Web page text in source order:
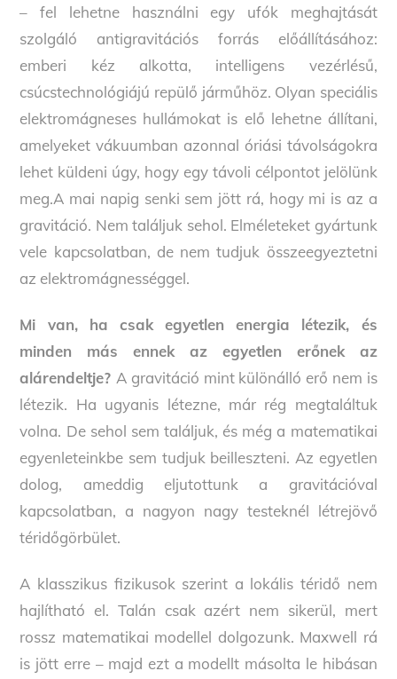
– fel lehetne használni egy ufók meghajtását
szolgáló antigravitációs forrás előállításához:
emberi kéz alkotta, intelligens vezérlésű,
csúcstechnológiájú repülő járműhöz. Olyan speciális
elektromágneses hullámokat is elő lehetne állítani,
amelyeket vákuumban azonnal óriási távolságokra
lehet küldeni úgy, hogy egy távoli célpontot jelölünk
meg.A mai napig senki sem jött rá, hogy mi is az a
gravitáció. Nem találjuk sehol. Elméleteket gyártunk
vele kapcsolatban, de nem tudjuk összeegyeztetni
az elektromágnességgel.
Mi van, ha csak egyetlen energia létezik, és
minden más ennek az egyetlen erőnek az
alárendeltje? A gravitáció mint különálló erő nem is
létezik. Ha ugyanis létezne, már rég megtaláltuk
volna. De sehol sem találjuk, és még a matematikai
egyenleteinkbe sem tudjuk beilleszteni. Az egyetlen
dolog, ameddig eljutottunk a gravitációval
kapcsolatban, a nagyon nagy testeknél létrejövő
téridőgörbület.
A klasszikus fizikusok szerint a lokális téridő nem
hajlítható el. Talán csak azért nem sikerül, mert
rossz matematikai modellel dolgozunk. Maxwell rá
is jött erre – majd ezt a modellt másolta le hibásan